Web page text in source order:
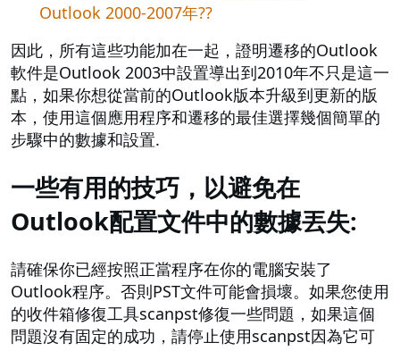
Outlook 2000-2007年??
因此，所有這些功能加在一起，證明遷移的Outlook
軟件是Outlook 2003中設置導出到2010年不只是這一
點，如果你想從當前的Outlook版本升級到更新的版
本，使用這個應用程序和遷移的最佳選擇幾個簡單的
步驟中的數據和設置.
一些有用的技巧，以避免在
Outlook配置文件中的數據丟失:
請確保你已經按照正當程序在你的電腦安裝了
Outlook程序。否則PST文件可能會損壞。如果您使用
的收件箱修復工具scanpst修復一些問題，如果這個
問題沒有固定的成功，請停止使用scanpst因為它可